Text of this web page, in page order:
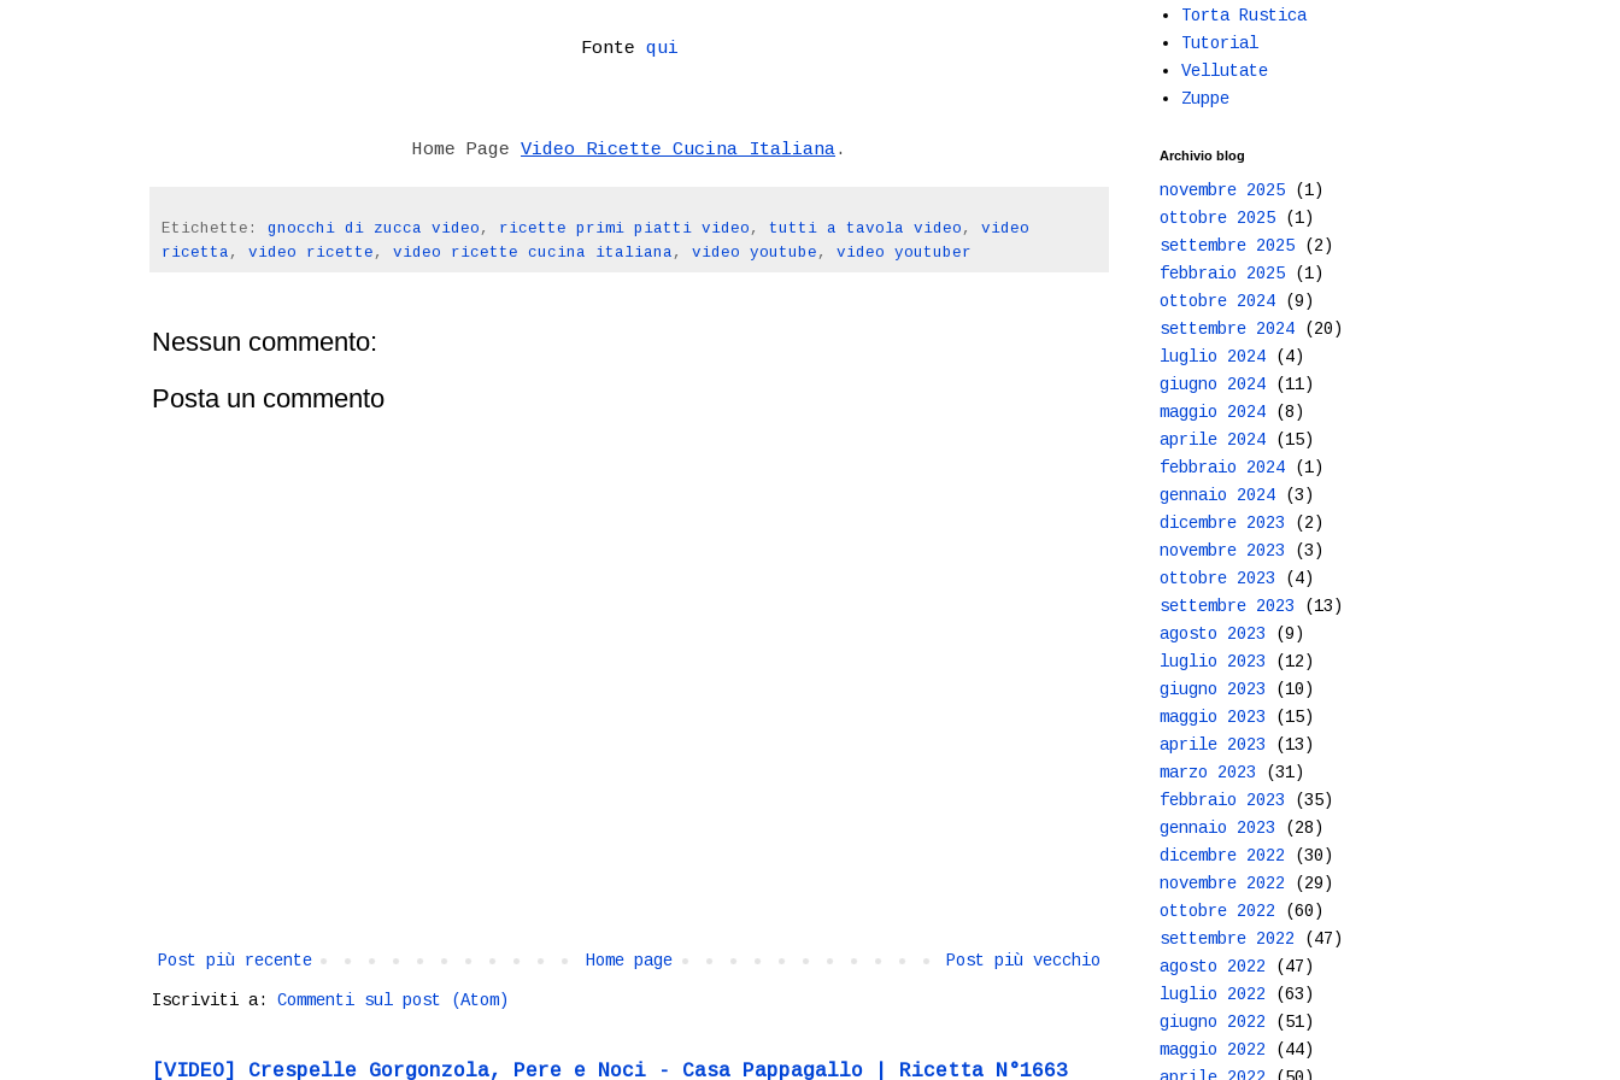
Fonte qui
Home Page Video Ricette Cucina Italiana.
Etichette: gnocchi di zucca video , ricette primi piatti video , tutti a tavola video , video
ricetta , video ricette , video ricette cucina italiana , video youtube , video youtuber
Nessun commento:
Posta un commento
Post più recente Post più vecchio
Home page
Iscriviti a: Commenti sul post (Atom)
[VIDEO] Crespelle Gorgonzola, Pere e Noci - Casa Pappagallo | Ricetta N°1663
Torta Rustica
Tutorial
Vellutate
Zuppe
Archivio blog
novembre 2025 (1)
ottobre 2025 (1)
settembre 2025 (2)
febbraio 2025 (1)
ottobre 2024 (9)
settembre 2024 (20)
luglio 2024 (4)
giugno 2024 (11)
maggio 2024 (8)
aprile 2024 (15)
febbraio 2024 (1)
gennaio 2024 (3)
dicembre 2023 (2)
novembre 2023 (3)
ottobre 2023 (4)
settembre 2023 (13)
agosto 2023 (9)
luglio 2023 (12)
giugno 2023 (10)
maggio 2023 (15)
aprile 2023 (13)
marzo 2023 (31)
febbraio 2023 (35)
gennaio 2023 (28)
dicembre 2022 (30)
novembre 2022 (29)
ottobre 2022 (60)
settembre 2022 (47)
agosto 2022 (47)
luglio 2022 (63)
giugno 2022 (51)
maggio 2022 (44)